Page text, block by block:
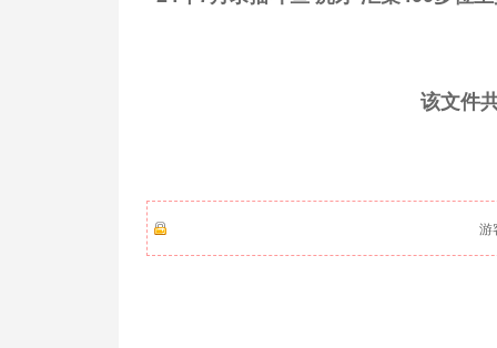
该文件
游